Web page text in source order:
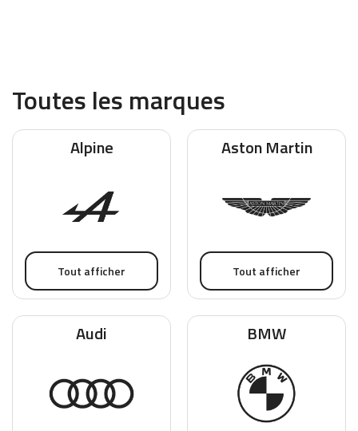
Toutes les marques
Alpine
Tout afficher
Aston Martin
Tout afficher
Audi BMW